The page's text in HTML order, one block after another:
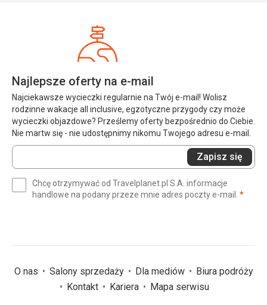
Najlepsze oferty na e-mail
Najciekawsze wycieczki regularnie na Twój e-mail! Wolisz
rodzinne wakacje all inclusive, egzotyczne przygody czy może
wycieczki objazdowe? Prześlemy oferty bezpośrednio do Ciebie.
Nie martw się - nie udostępnimy nikomu Twojego adresu e-mail.
Wprowadź
swój
(wymagane)
Zapisz się
Chcę otrzymywać od Travelplanet.pl S.A. informacje
handlowe na podany przeze mnie adres poczty e-mail. *
O nas Salony sprzedaży Dla mediów
Biura podróży
Kontakt
Kariera Mapa serwisu